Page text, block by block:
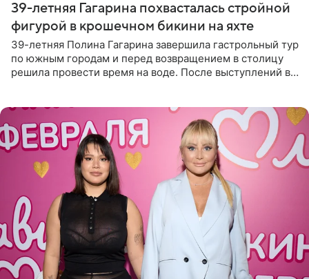
39-летняя Гагарина похвасталась стройной
фигурой в крошечном бикини на яхте
39-летняя Полина Гагарина завершила гастрольный тур
по южным городам и перед возвращением в столицу
решила провести время на воде. После выступлений в